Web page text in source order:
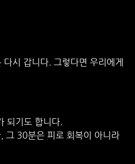
시 갑니다. 그렇다면 우리에게
되기도 합니다.
그 30분은 피로 회복이 아니라